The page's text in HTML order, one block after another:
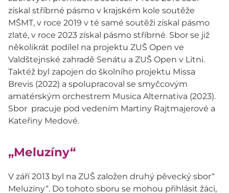
získal stříbrné pásmo v krajském kole soutěže
MŠMT, v roce 2019 v té samé soutěži získal pásmo
zlaté, v roce 2023 získal pásmo stříbrné. Sbor se již
několikrát podílel na projektu ZUŠ Open ve
Valdštejnské zahradě Senátu a ZUŠ Open v Litni.
Taktéž byl zapojen do školního projektu Missa
Brevis (2022) a spolupracoval se smyčcovým
amatérským orchestrem Musica Alternativa (2023).
Sbor pracuje pod vedením Martiny Rajtmajerové a
Kateřiny Medové.
„Meluzíny“
V září 2013 byl na ZUŠ založen druhý pěvecký sbor“
Meluzíny“. Do tohoto sboru se mohou přihlásit žáci,